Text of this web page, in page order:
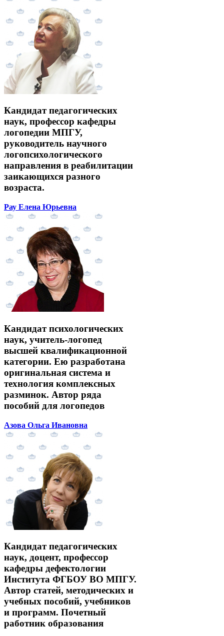
Кандидат педагогических
наук, профессор кафедры
логопедии МПГУ,
руководитель научного
логопсихологического
направления в реабилитации
заикающихся разного
возраста.
Рау Елена Юрьевна
Кандидат психологических
наук, учитель-логопед
высшей квалификационной
категории. Ею разработана
оригинальная система и
технология комплексных
разминок. Автор ряда
пособий для логопедов
Азова Ольга Ивановна
Кандидат педагогических
наук, доцент, профессор
кафедры дефектологии
Института ФГБОУ ВО МПГУ.
Автор статей, методических и
учебных пособий, учебников
и программ. Почетный
работник образования